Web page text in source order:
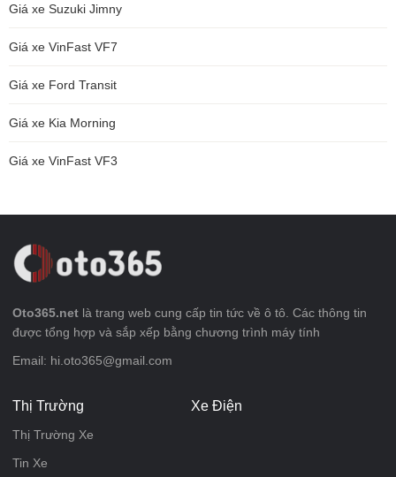
Giá xe Suzuki Jimny
Giá xe VinFast VF7
Giá xe Ford Transit
Giá xe Kia Morning
Giá xe VinFast VF3
Oto365.net là trang web cung cấp tin tức về ô tô. Các thông tin
được tổng hợp và sắp xếp bằng chương trình máy tính
Email: hi.oto365@gmail.com
Thị Trường
Thị Trường Xe
Tin Xe
Xe Điện